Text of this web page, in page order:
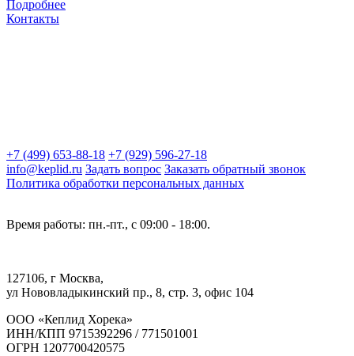
Подробнее
Контакты
+7 (499) 653-88-18 +7 (929) 596-27-18
info@keplid.ru Задать вопрос Заказать обратный звонок
Политика обработки персональных данных
Время работы: пн.-пт., с 09:00 - 18:00.
127106, г Москва,
ул Нововладыкинский пр., 8, стр. 3, офис 104
ООО «Кеплид Хорека»
ИНН/КПП 9715392296 / 771501001
ОГРН 1207700420575